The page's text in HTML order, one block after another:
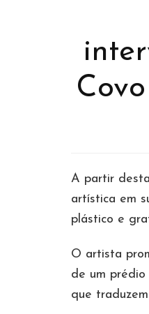
A partir
artística em
plástico e
O artista
de um
que